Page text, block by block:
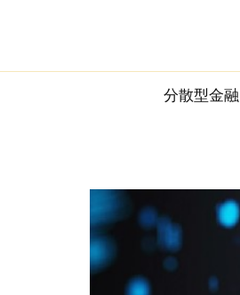
content
分散型金融